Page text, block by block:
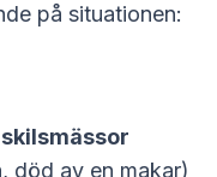
på situationen:
död av en makar)